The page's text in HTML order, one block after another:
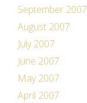
September 2007
August 2007
July 2007
June 2007
May 2007
April 2007